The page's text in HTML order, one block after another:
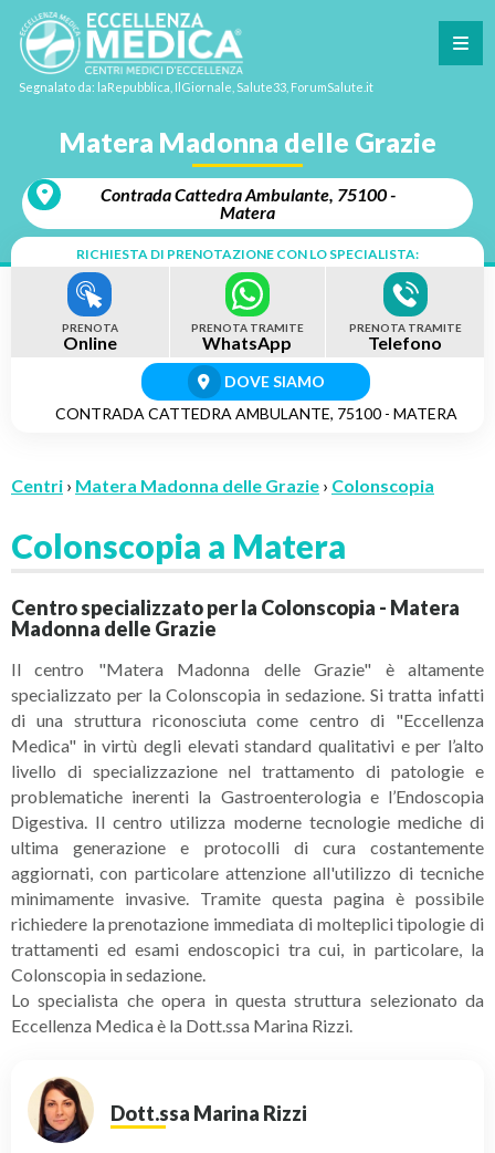
Segnalato da: laRepubblica, IlGiornale, Salute33, ForumSalute.it
Matera Madonna delle Grazie
Contrada Cattedra Ambulante, 75100 -
Matera
RICHIESTA DI PRENOTAZIONE CON LO SPECIALISTA:
PRENOTA
Online
PRENOTA TRAMITE
WhatsApp
PRENOTA TRAMITE
Telefono
DOVE SIAMO
CONTRADA CATTEDRA AMBULANTE, 75100 - MATERA
Centri › Matera Madonna delle Grazie › Colonscopia
Colonscopia a Matera
Centro specializzato per la Colonscopia - Matera
Madonna delle Grazie
Il centro "Matera Madonna delle Grazie" è altamente
specializzato per la Colonscopia in sedazione. Si tratta infatti
di una struttura riconosciuta come centro di "Eccellenza
Medica" in virtù degli elevati standard qualitativi e per l’alto
livello di specializzazione nel trattamento di patologie e
problematiche inerenti la Gastroenterologia e l’Endoscopia
Digestiva. Il centro utilizza moderne tecnologie mediche di
ultima generazione e protocolli di cura costantemente
aggiornati, con particolare attenzione all'utilizzo di tecniche
minimamente invasive. Tramite questa pagina è possibile
richiedere la prenotazione immediata di molteplici tipologie di
trattamenti ed esami endoscopici tra cui, in particolare, la
Colonscopia in sedazione.
Lo specialista che opera in questa struttura selezionato da
Eccellenza Medica è la Dott.ssa Marina Rizzi.
Dott.ssa Marina Rizzi